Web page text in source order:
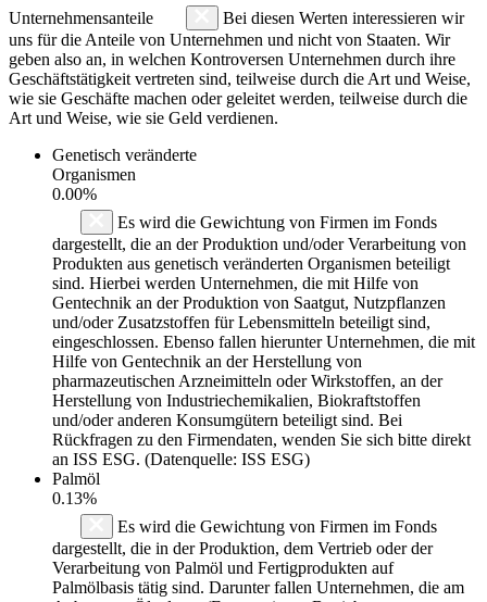
Unternehmensanteile
Bei diesen Werten interessieren wir
uns für die Anteile von Unternehmen und nicht von Staaten. Wir
geben also an, in welchen Kontroversen Unternehmen durch ihre
Geschäftstätigkeit vertreten sind, teilweise durch die Art und Weise,
wie sie Geschäfte machen oder geleitet werden, teilweise durch die
Art und Weise, wie sie Geld verdienen.
Genetisch veränderte
Organismen
0.00%
Es wird die Gewichtung von Firmen im Fonds
dargestellt, die an der Produktion und/oder Verarbeitung von
Produkten aus genetisch veränderten Organismen beteiligt
sind. Hierbei werden Unternehmen, die mit Hilfe von
Gentechnik an der Produktion von Saatgut, Nutzpflanzen
und/oder Zusatzstoffen für Lebensmitteln beteiligt sind,
eingeschlossen. Ebenso fallen hierunter Unternehmen, die mit
Hilfe von Gentechnik an der Herstellung von
pharmazeutischen Arzneimitteln oder Wirkstoffen, an der
Herstellung von Industriechemikalien, Biokraftstoffen
und/oder anderen Konsumgütern beteiligt sind. Bei
Rückfragen zu den Firmendaten, wenden Sie sich bitte direkt
an ISS ESG. (Datenquelle: ISS ESG)
Palmöl
0.13%
Es wird die Gewichtung von Firmen im Fonds
dargestellt, die in der Produktion, dem Vertrieb oder der
Verarbeitung von Palmöl und Fertigprodukten auf
Palmölbasis tätig sind. Darunter fallen Unternehmen, die am